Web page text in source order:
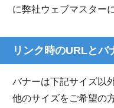
に弊社ウェブマスター
リンク時のURLとバ
バナーは下記サイズ以
他のサイズをご希望の